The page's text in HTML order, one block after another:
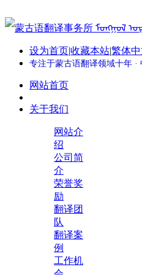
设为首页|收藏本站|繁体
专注于蒙古语翻译领域十年 ·
网站首页
关于我们
网站介
绍
公司简
介
荣誉奖
励
翻译团
队
翻译案
例
工作机